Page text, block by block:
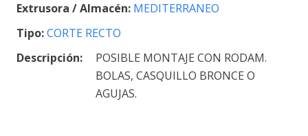
Extrusora / Almacén: MEDITERRANEO
Tipo:CORTE RECTO
Descripción:
POSIBLE MONTAJE CON RODAM.
BOLAS, CASQUILLO BRONCE O
AGUJAS.